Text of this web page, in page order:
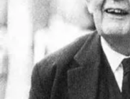
Médiathèque
Informations
EN